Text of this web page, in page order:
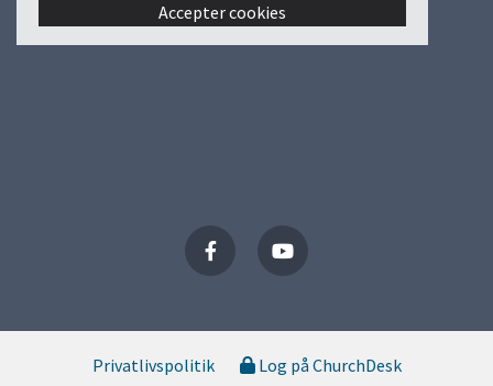
Accepter cookies
Privatlivspolitik Log på ChurchDesk